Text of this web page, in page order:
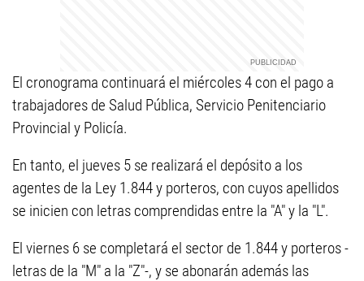
El cronograma continuará el miércoles 4 con el pago a
trabajadores de Salud Pública, Servicio Penitenciario
Provincial y Policía.
En tanto, el jueves 5 se realizará el depósito a los
agentes de la Ley 1.844 y porteros, con cuyos apellidos
se inicien con letras comprendidas entre la "A" y la "L".
El viernes 6 se completará el sector de 1.844 y porteros -
letras de la "M" a la "Z"-, y se abonarán además las